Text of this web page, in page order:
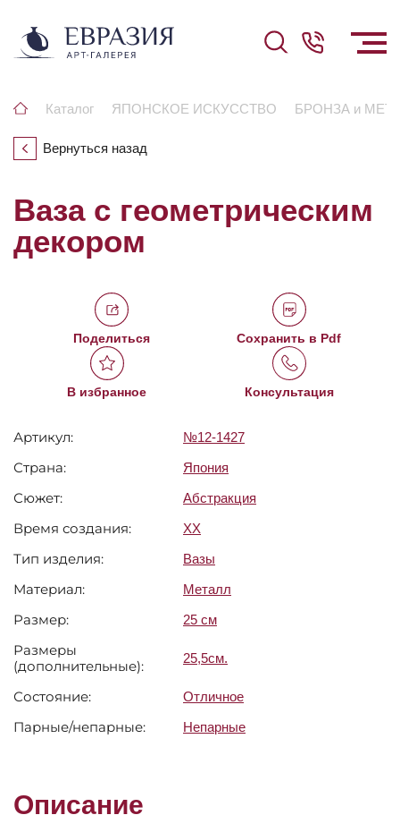
Каталог ЯПОНСКОЕ ИСКУССТВО БРОНЗА и
Вернуться назад
Ваза с геометрическим
декором
Поделиться Сохранить в Pdf
В избранное Консультация
Артикул: №12-1427
Страна: Япония
Сюжет: Абстракция
Время создания: XX
Тип изделия: Вазы
Материал: Металл
Размер: 25 см
Размеры
(дополнительные):
25,5см.
Состояние: Отличное
Парные/непарные: Непарные
Описание